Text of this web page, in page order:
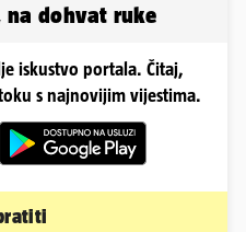
na dohvat ruke
iskustvo portala. Čitaj,
s najnovijim vijestima.